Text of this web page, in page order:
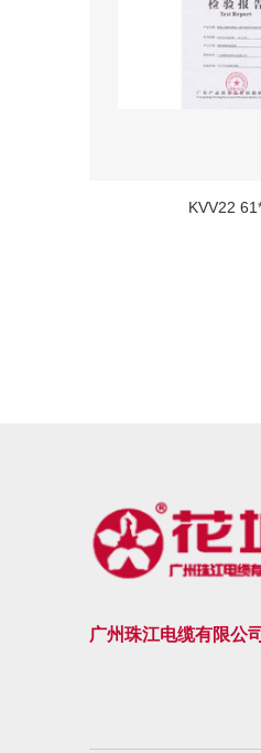
KVV22
广州珠江电缆有限公司